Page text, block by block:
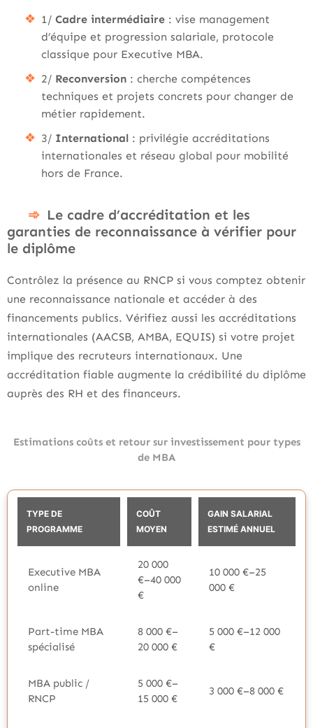
1/ Cadre intermédiaire : vise management
d’équipe et progression salariale, protocole
classique pour Executive MBA.
2/ Reconversion : cherche compétences
techniques et projets concrets pour changer de
métier rapidement.
3/ International : privilégie accréditations
internationales et réseau global pour mobilité
hors de France.
Le cadre d’accréditation et les
garanties de reconnaissance à vérifier pour
le diplôme
Contrôlez la présence au RNCP si vous comptez obtenir
une reconnaissance nationale et accéder à des
financements publics. Vérifiez aussi les accréditations
internationales (AACSB, AMBA, EQUIS) si votre projet
implique des recruteurs internationaux. Une
accréditation fiable augmente la crédibilité du diplôme
auprès des RH et des financeurs.
Estimations coûts et retour sur investissement pour types
de MBA
TYPE DE
PROGRAMME
COÛT
MOYEN
GAIN SALARIAL
ESTIMÉ ANNUEL
Executive MBA
online
20 000
€–40 000
€
10 000 €–25
000 €
Part-time MBA
spécialisé
8 000 €–
20 000 €
5 000 €–12 000
€
MBA public /
RNCP
5 000 €–
15 000 €
3 000 €–8 000 €